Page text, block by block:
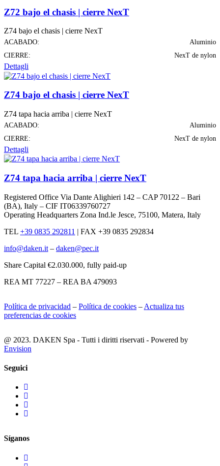
Z72 bajo el chasis | cierre NexT
Z74 bajo el chasis | cierre NexT
ACABADO:
Aluminio
CIERRE:
NexT de nylon
Dettagli
Z74 bajo el chasis | cierre NexT
Z74 tapa hacia arriba | cierre NexT
ACABADO:
Aluminio
CIERRE:
NexT de nylon
Dettagli
Z74 tapa hacia arriba | cierre NexT
Registered Office Via Dante Alighieri 142 – CAP 70122 – Bari
(BA), Italy – CIF IT06339760727
Operating Headquarters Zona Ind.le Jesce, 75100, Matera, Italy
TEL +39 0835 292811 | FAX +39 0835 292834
info@daken.it – daken@pec.it
Share Capital €2.030.000, fully paid-up
REA MT 77227 – REA BA 479093
Política de privacidad – Política de cookies – Actualiza tus
preferencias de cookies
@ 2023. DAKEN Spa - Tutti i diritti riservati - Powered by
Envision
Seguici
Síganos